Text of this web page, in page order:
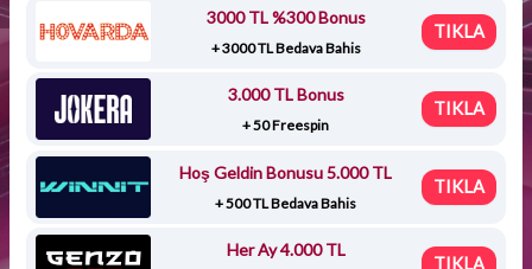
3000 TL %300 Bonus
+ 3000 TL Bedava Bahis
TIKLA
3.000 TL Bonus
+ 50 Freespin
TIKLA
Hoş Geldin Bonusu 5.000 TL
+ 500 TL Bedava Bahis
TIKLA
Her Ay 4.000 TL
TIKLA